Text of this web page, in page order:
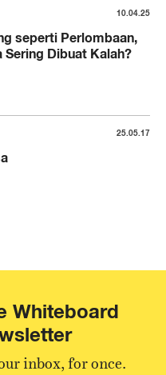
10.04.25
seperti Perlombaan,
Sering Dibuat Kalah?
25.05.17
Whiteboard
inbox, for once.